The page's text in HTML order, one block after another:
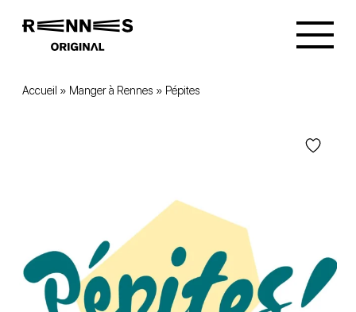
Accueil » Manger à Rennes » Pépites